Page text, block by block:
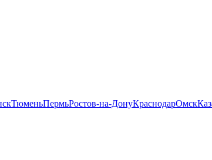
ТюменьПермьРостов-на-ДонуКраснодарОмск